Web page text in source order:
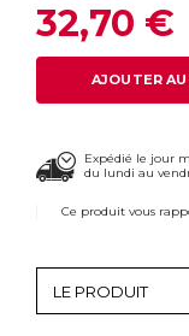
32,70 €
AJOUTER
Expédié le jour
du lundi au
Ce produit vous